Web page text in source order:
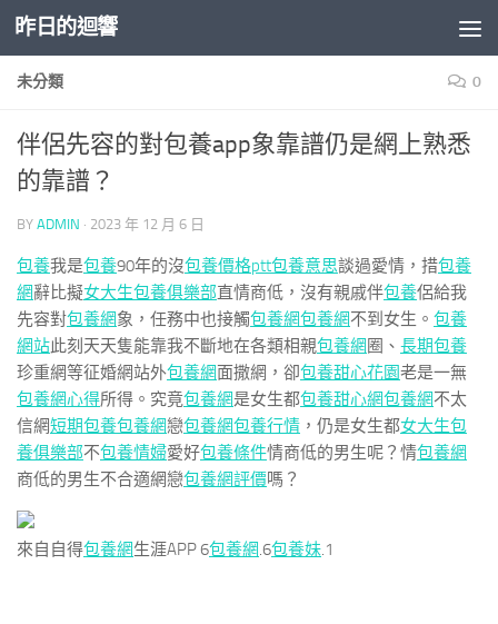
Skip to content
昨日的迴響
未分類 0
伴侶先容的對包養app象靠譜仍是網上熟悉
的靠譜？
BY ADMIN · 2023 年 12 月 6 日
包養我是包養90年的沒包養價格ptt包養意思談過愛情，措包養
網辭比擬女大生包養俱樂部直情商低，沒有親戚伴包養侶給我
先容對包養網象，任務中也接觸包養網包養網不到女生。 包養
網站此刻天天隻能靠我不斷地在各類相親包養網 圈、 長期包養
珍重網等征婚網站外包養網面撒網，卻包養甜心花園老是一無
包養網心得所得。究竟包養網是女生都包養甜心網包養網不太
信網短期包養包養網戀包養網包養行情 ，仍是女生都女大生包
養俱樂部不包養情婦愛好包養條件情商低的男生呢？情包養網
商低的男生不合適網戀包養網評價嗎？
來自自得包養網生涯APP 6包養網.6包養妹.1